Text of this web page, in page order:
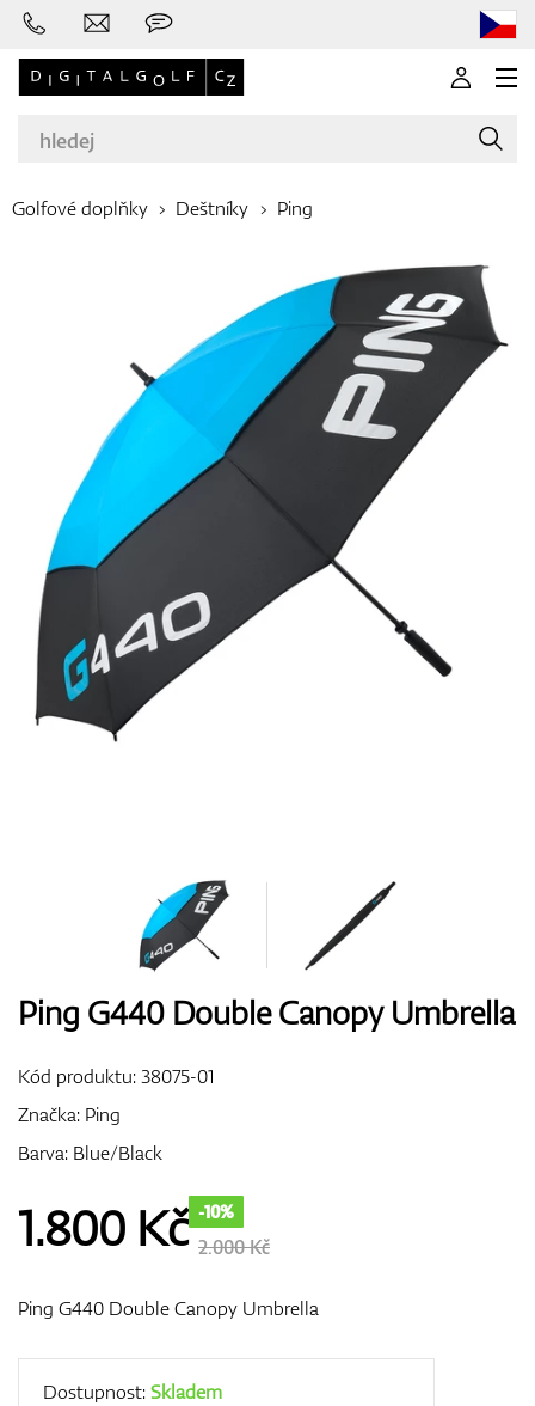
Golfové hole
Oblečení
Boty
Dárkové poukazy
Golfové doplňky Deštníky Ping
Ping G440 Double Canopy Umbrella
Kód produktu:38075-01
Značka: Ping
Barva: Blue/Black
1.800 Kč -10%
2.000 Kč
Ping G440 Double Canopy Umbrella
Dostupnost:Skladem